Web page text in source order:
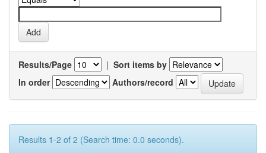
Results/Page | Sort items by
In order
Authors/record
Results 1-2 of 2 (Search time: 0.0 seconds).